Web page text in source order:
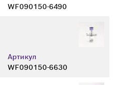
WF090150-6490
Артикул
WF090150-6630